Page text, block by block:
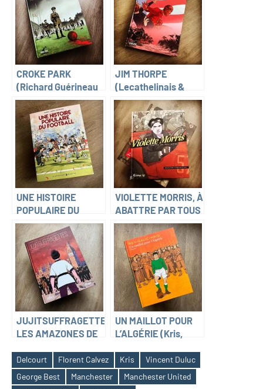
CROKE PARK
(Richard Guérineau
et Sylvain Gâche)
JIM THORPE
(Lecathelinais &
Chapelle & Michalak
& Faidherbe)
UNE HISTOIRE
POPULAIRE DU
FOOTBALL (Correia,
Deveney,
Bonaccorso)
VIOLETTE MORRIS, À
ABATTRE PAR TOUS
MOYENS (Kris, Galic,
Rey & Marie-Jo
Bonnet)
JUJITSUFFRAGETTES,
LES AMAZONES DE
Xavier & Lisa Lugrin)
UN MAILLOT POUR
L’ALGÉRIE (Kris,
Delcourt Florent Calvez Kris
Vincent Duluc
George Best
Manchester
Manchester United